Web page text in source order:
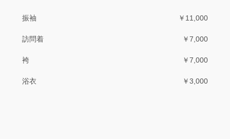
振袖 ￥11,000
訪問着 ￥7,000
袴 ￥7,000
浴衣 ￥3,000